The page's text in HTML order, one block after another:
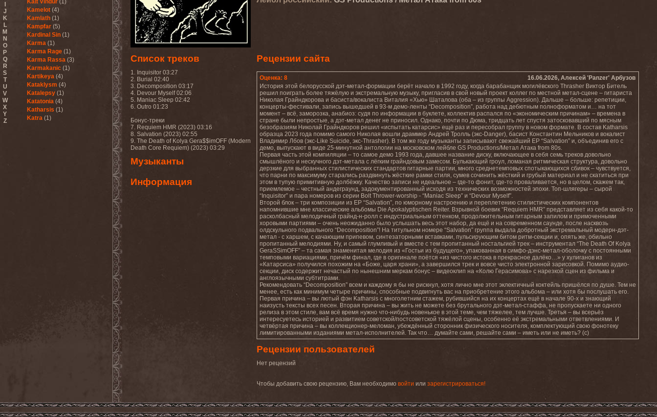
J
K
L
M
N
O
P
Q
R
S
T
U
V
W
X
Y
Z
Kalt Vindur (1)
Kamelot (4)
Kamlath (1)
Kampfar (5)
Kardinal Sin (1)
Karma (1)
Karma Rage (1)
Karma Rassa (3)
Karmakanic (1)
Kartikeya (4)
Kataklysm (4)
Katalepsy (1)
Katatonia (4)
Katharsis (1)
Katra (1)
Kiuas (1)
KK's Priest (1)
Список треков
1. Inquisitor 03:27
2. Burial 02:40
3. Decomposition 03:17
4. Devour Myself 02:06
5. Maniac Sleep 02:42
6. Outro 01:23
Бонус-треки
7. Requiem HMR (2023) 03:16
8. Salvation (2023) 02:55
9. The Death of Kolya Gera$$imOFF (Modern
Death Core Requiem) (2023) 03:29
Музыканты
Информация
Рецензии сайта
Оценка: 8
16.06.2026, Алексей 'Panzer' Арбузов
История этой белорусской дэт-метал-формации берёт начало в 1992 году, когда барабанщик могилёвского Thrasher Виктор Битель
решил поиграть более тяжёлую и экстремальную музыку, пригласив в свой новый проект коллег по местной метал-сцене – гитариста
Николая Грайндкорова и басиста/вокалиста Виталия «Хью» Шаталова (оба – из группы Aggression). Дальше – больше: репетиции,
концерты-фестивали, запись вышедшей в 93-м демо-ленты “Decomposition”, работа над дебютным полноформатом и… на тот
момент – всё, заморозка, анабиоз: судя по информации в буклете, коллектив распался по «экономическим причинам» – времена в
стране были непростые, а дэт-метал денег не приносил. Однако, почти по Дюма, тридцать лет спустя затосковавший по мясным
безобразиям Николай Грайндкоров решил «испытать катарсис» ещё раз и пересобрал группу в новом формате. В состав Katharsis
образца 2023 года помимо самого Николая вошли драммер Андрей Тролль (экс-Danger), басист Константин Мельников и вокалист
Владимир Лбов (экс-Like Suicide, экс-Thrasher). В том же году музыканты записывают свежайший ЕР “Salvation” и, объединив его с
демо, выпускают в виде 25-минутной антологии на московском лейбле GS Productions/Метал Атака from 80s.
Первая часть этой компиляции – то самое демо 1993 года, давшее название диску, включающее в себя семь треков довольно
смышлёного и нескучного дэт-метала с лёгким грайндовым замесом. Булькающий гроул, ломаная ритмическая структура, довольно
дерзкие для выбранных стилистических стандартов гитарные партии, много среднетемповых спотыкающихся сбивок – чувствуется,
что парни по максимуму старались раздвинуть жёсткие рамки стиля, сумев сочинить жёсткий и грубый материал и не скатиться при
этом в тупую примитивную долбёжку. Качество записи не идеальное – где-то фонит, где-то проваливается, но в целом, скажем так,
приемлемое – честный андеграунд, задокументированный исходя из технических возможностей эпохи. Топ-шлягеры – сырой
“Inquisitor” и пара номеров из серии Bolt Thrower-worship - “Maniac Sleep” и “Devour Myself”.
Второй блок – три композиции из ЕР “Salvation”, по юморному настроению и переплетению стилистических компонентов
напомнившие мне классические альбомы Die Apokalyptischen Reiter. Взрывной боевик “Requiem HMR” представляет из себя какой-то
расколбасный мелодичный грайнд-н-ролл с индустриальным оттенком, продолжительным гитарным запилом и примоченными
хоровыми партиями – очень неожиданно было услышать весь этот набор, да ещё и на современном саунде, после насквозь
олдскульного подвального “Decomposition”! На титульном номере “Salvation” группа выдала добротный экстремальный модерн-дэт-
метал - с харшем, с качающим припевом, синтезаторными вставками, пульсирующим битом ритм-секции и, опять же, обильно
пропитанный мелодиями. Ну, и самый глумливый и вместе с тем пропитанный ностальгией трек – инструментал “The Death Of Kolya
GeraSSimOFF” – та самая знаменитая мелодия из «Гостьи из будущего», упакованная в симфо-дэнс-метал-оболочку с постоянными
темповыми вариациями, причём финал, где в оригинале поётся «из чистого истока в прекрасное далёко…» у хулиганов из
«Катарсиса» получился похожим на «Боже, царя храни», а завершился трек и вовсе чисто электронной зарисовкой. Помимо аудио-
секции, диск содержит нечастый по нынешним меркам бонус – видеоклип на «Колю Герасимова» с нарезкой сцен из фильма и
англоязычными субтитрами.
Рекомендовать “Decomposition” всем и каждому я бы не рискнул, хотя лично мне этот эклектичный коктейль пришёлся по душе. Тем не
менее, есть как минимум четыре причины, способные подвигнуть вас на приобретение этого альбома – или хотя бы послушать его.
Первая причина – вы лютый фэн Katharsis с многолетним стажем, рубившийся на их концертах ещё в начале 90-х и знающий
наизусть тексты всех песен. Вторая причина – вы жить не можете без брутального дэт-метал-стаффа, не пропускаете ни одного
релиза в этом стиле, вам всё время нужно что-нибудь новенькое в этой теме, чем тяжелее, тем лучше. Третья – вы всерьёз
интересуетесь историей и развитием советской/постсоветской тяжёлой сцены, особенно её экстремальными ответвлениями. И
четвёртая причина – вы коллекционер-меломан, убеждённый сторонник физического носителя, комплектующий свою фонотеку
лимитированными изданиями метал-исполнителей. Так что… думайте сами, решайте сами – иметь или не иметь? (с)
Рецензии пользователей
Нет рецензий
Чтобы добавить свою рецензию, Вам необходимо войти или зарегистрироваться!